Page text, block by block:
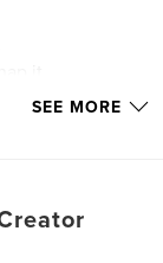
8×10 in, 20×25 cm
SEE MORE